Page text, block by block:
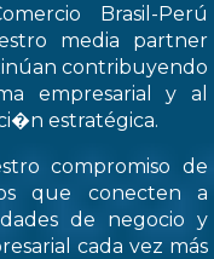
Brasil-Perú
media partner
contribuyendo
empresarial y al
estratégica.
compromiso de
que conecten a
de negocio y
cada vez más